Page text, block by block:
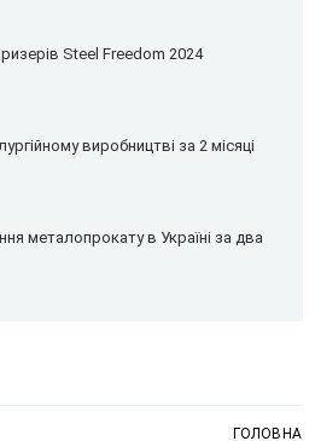
Steel Freedom 2024
виробництві за 2 місяці
металопрокату в Україні за два
ГОЛОВНА